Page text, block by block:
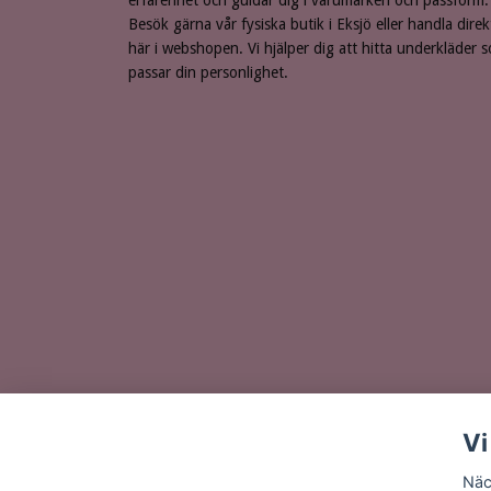
Besök gärna vår fysiska butik i Eksjö eller handla
här i webshopen. Vi hjälper dig att hitta underkläder
passar din personlighet.